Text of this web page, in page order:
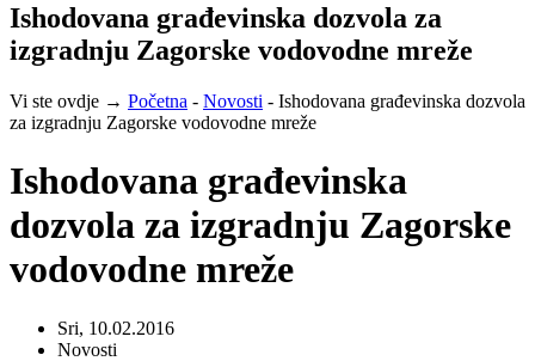
Ishodovana građevinska dozvola za
izgradnju Zagorske vodovodne mreže
Vi ste ovdje → Početna - Novosti - Ishodovana građevinska dozvola
za izgradnju Zagorske vodovodne mreže
Ishodovana građevinska
dozvola za izgradnju Zagorske
vodovodne mreže
Sri, 10.02.2016
Novosti